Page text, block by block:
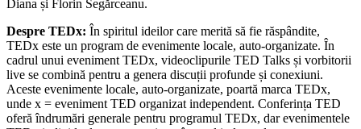
Despre TEDx:În spiritul ideilor care merită să fie răspândite,
TEDx este un program de evenimente locale, auto-organizate. În
cadrul unui eveniment TEDx, videoclipurile TED Talks și vorbitorii
live se combină pentru a genera discuții profunde și conexiuni.
Aceste evenimente locale, auto-organizate, poartă marca TEDx,
unde x = eveniment TED organizat independent. Conferința TED
oferă îndrumări generale pentru programul TEDx, dar evenimentele
TEDx individuale sunt organizate în mod independent.